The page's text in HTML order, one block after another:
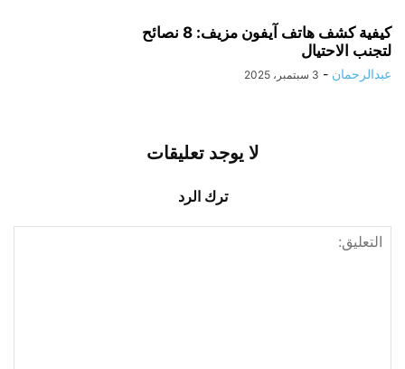
كيفية كشف هاتف آيفون مزيف: 8 نصائح
لتجنب الاحتيال
عبدالرحمان - 3 سبتمبر، 2025
لا يوجد تعليقات
ترك الرد